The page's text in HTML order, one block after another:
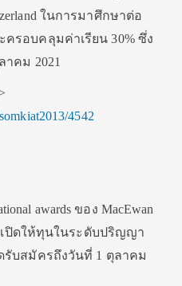
ในการมาศึกษาต่อ
รอบคลุมค่าเรียน 30% ซึ่ง
คม 2021
4542
awards ของ MacEwan
เปิดให้ทุนในระดับปริญญา
รับสมัครถึงวันที่ 1 ตุลาคม